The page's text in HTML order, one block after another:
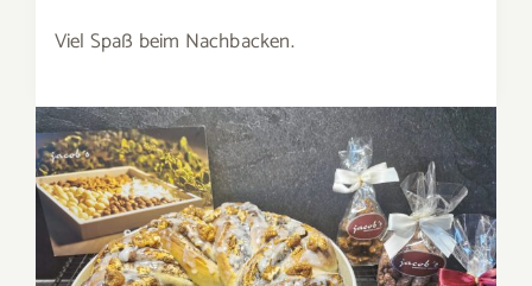
Viel Spaß beim Nachbacken.